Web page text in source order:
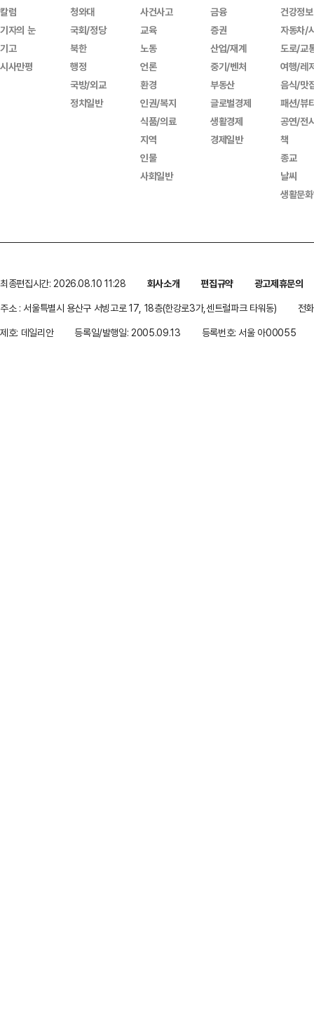
칼럼
기자의 눈
기고
시사만평
청와대
국회/정당
북한
행정
국방/외교
정치일반
사건사고
교육
노동
언론
환경
인권/복지
식품/의료
지역
인물
사회일반
금융
증권
산업/재계
중기/벤처
부동산
글로벌경제
생활경제
경제일반
건강정보
자동차/
도로/교
여행/레
음식/맛
패션/뷰
공연/전
책
종교
날씨
생활문
최종편집시간: 2026.08.10 11:28 회사소개 편집규약
광고제휴문의
주소 : 서울특별시 용산구 서빙고로 17, 18층(한강로3가,센트럴파크 타워동)
전
제호: 데일리안
등록일/발행일: 2005.09.13 등록번호: 서울 아00055